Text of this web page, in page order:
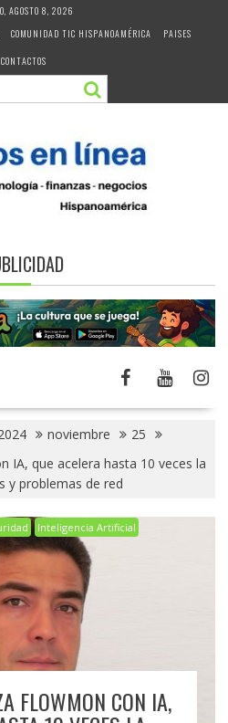
AGOSTO 8, 2026
COMUNIDAD TIC HISPANOAMÉRICA
PAISES
CONTACTOS
noviembre
25
IA, que acelera hasta 10 veces la
y problemas de red
Inteligencia Artificial
FLOWMON CON IA,